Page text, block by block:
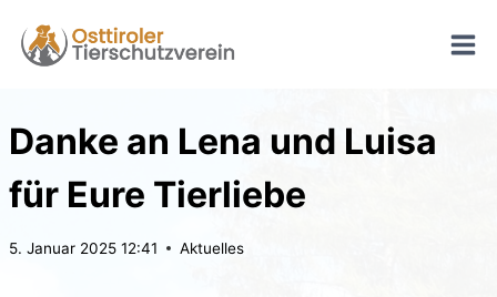
Inhalt
springen
Danke an Lena und Luisa
für Eure Tierliebe
5. Januar 2025 12:41 Aktuelles